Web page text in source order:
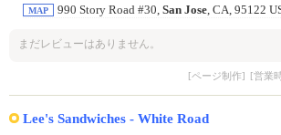
MAP 990 Story Road #30, San Jose, CA, 95122
まだレビューはありません。
[ページ制作] [営業
Lee's Sandwiches - White Road